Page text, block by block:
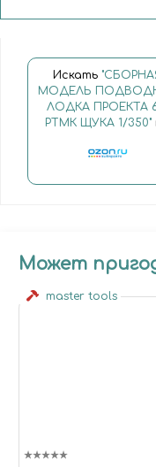
Искать
МОДЕЛЬ
ЛОДКА ПРОЕКТА
РТМК ЩУКА 1/350"
Может
master tools